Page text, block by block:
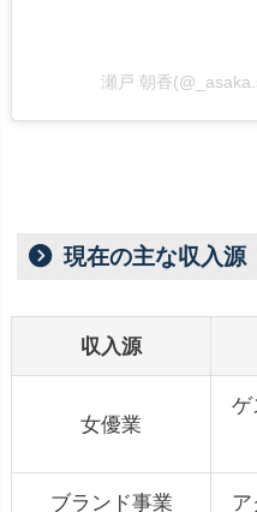
瀬戸 朝香
現在の主な収入源
収入源
女優業
ゲ
ブランド事業 ア